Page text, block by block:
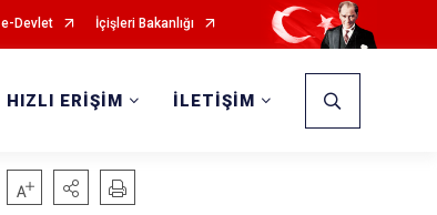
e-Devlet İçişleri Bakanlığı
HIZLI ERİŞİM İLETİŞİM